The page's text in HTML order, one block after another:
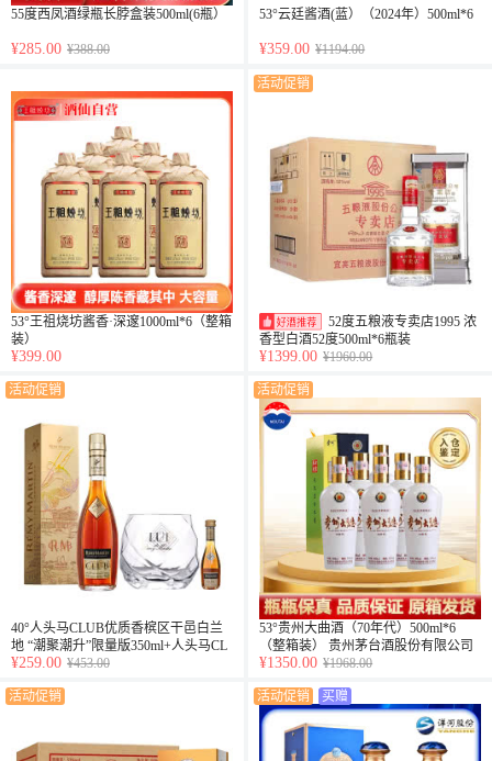
55度西凤酒绿瓶长脖盒装500ml(6瓶）
¥285.00 ¥388.00
53°云廷酱酒(蓝）（2024年）500ml*6
¥359.00 ¥1194.00
53°王祖烧坊酱香·深邃1000ml*6（整箱
装）
¥399.00
活动促销
52度五粮液专卖店1995 浓
香型白酒52度500ml*6瓶装
¥1399.00 ¥1960.00
活动促销
40°人头马CLUB优质香槟区干邑白兰
地 “潮聚潮升”限量版350ml+人头马CL
UB干邑杯+ 40°法国人头马CLUB干邑
¥259.00 ¥453.00
活动促销
53°贵州大曲酒（70年代）500ml*6
（整箱装） 贵州茅台酒股份有限公司
出品
¥1350.00 ¥1968.00
活动促销 活动促销 买赠